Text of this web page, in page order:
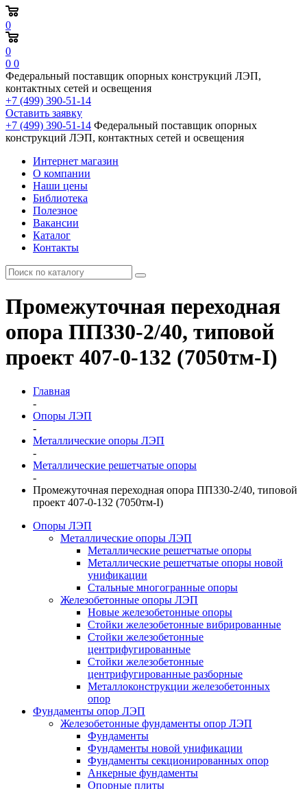
0
0
0 0
Федеральный поставщик опорных конструкций ЛЭП,
контактных сетей и освещения
+7 (499) 390-51-14
Оставить заявку
+7 (499) 390-51-14 Федеральный поставщик опорных
конструкций ЛЭП, контактных сетей и освещения
Интернет магазин
О компании
Наши цены
Библиотека
Полезное
Вакансии
Каталог
Контакты
Промежуточная переходная
опора ПП330-2/40, типовой
проект 407-0-132 (7050тм-I)
Главная
-
Опоры ЛЭП
-
Металлические опоры ЛЭП
-
Металлические решетчатые опоры
-
Промежуточная переходная опора ПП330-2/40, типовой
проект 407-0-132 (7050тм-I)
Опоры ЛЭП
Металлические опоры ЛЭП
Металлические решетчатые опоры
Металлические решетчатые опоры новой
унификации
Стальные многогранные опоры
Железобетонные опоры ЛЭП
Новые железобетонные опоры
Стойки железобетонные вибрированные
Стойки железобетонные
центрифугированные
Стойки железобетонные
центрифугированные разборные
Металлоконструкции железобетонных
опор
Фундаменты опор ЛЭП
Железобетонные фундаменты опор ЛЭП
Фундаменты
Фундаменты новой унификации
Фундаменты секционированных опор
Анкерные фундаменты
Опорные плиты